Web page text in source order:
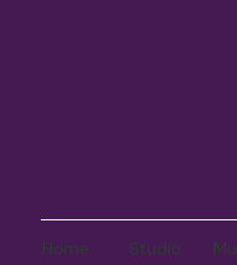
Home Studio